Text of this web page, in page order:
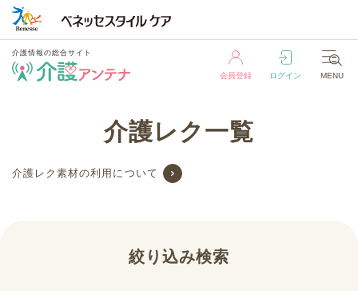
介護情報の総合サイト
会員登録 ログイン MENU
会員登録
介護レク一覧
介護レク素材の利用について
絞り込み検索